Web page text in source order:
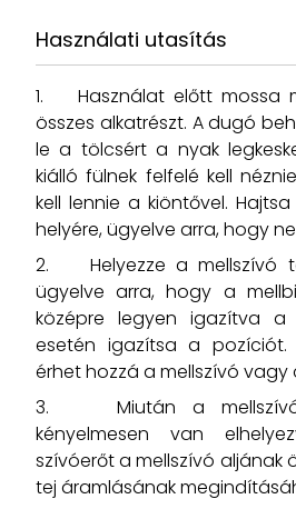
Használati utasítás
1. Használat előtt mossa
összes alkatrészt. A dugó
le a tölcsért a nyak
kiálló fülnek felfelé kell
kell lennie a kiöntővel.
helyére, ügyelve arra, hogy
2. Helyezze a mellszívó
ügyelve arra, hogy a
középre legyen igazítva a
esetén igazítsa a pozíciót.
érhet hozzá a mellszívó
3. Miután a mellszívó
kényelmesen van
szívóerőt a mellszívó aljának
tej áramlásának